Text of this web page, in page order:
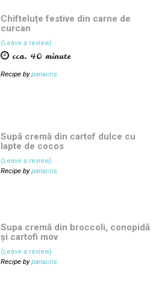
Chifteluțe festive din carne de
curcan
(Leave a review)
cca. 40 minute
Recipe bypanacris
Supă cremă din cartof dulce cu
lapte de cocos
(Leave a review)
Recipe bypanacris
Supa cremă din broccoli, conopidă
și cartofi mov
(Leave a review)
Recipe bypanacris